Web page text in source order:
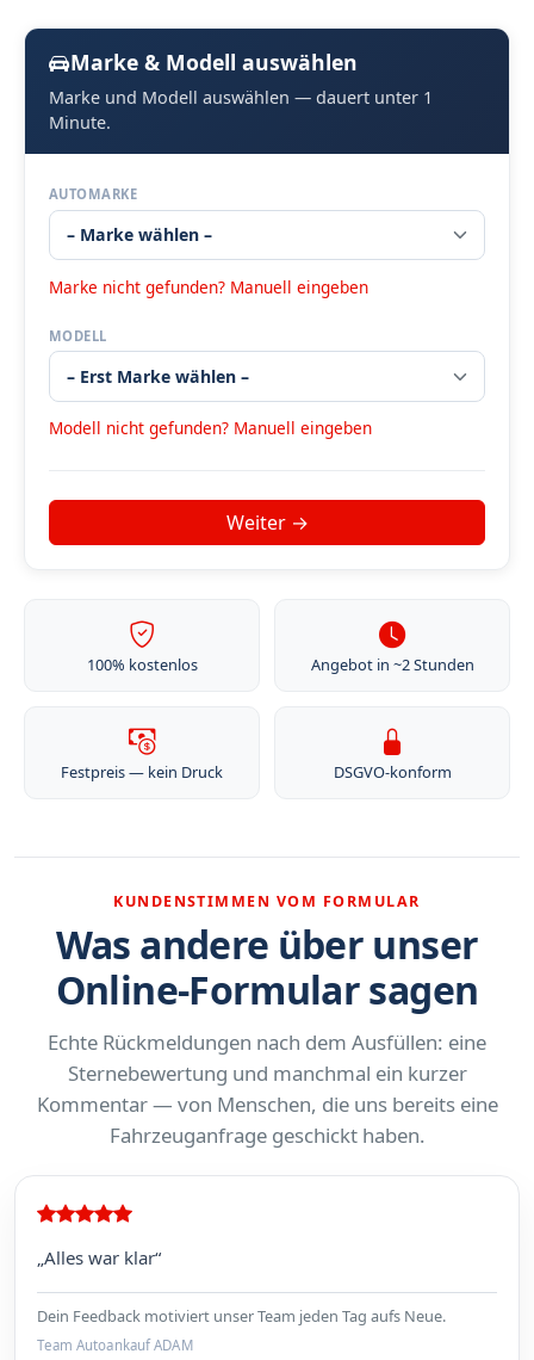
Marke & Modell auswählen
Marke und Modell auswählen — dauert unter 1
Minute.
AUTOMARKE
Marke nicht gefunden? Manuell eingeben
MODELL
Modell nicht gefunden? Manuell eingeben
100% kostenlos Angebot in ~2 Stunden
Festpreis — kein Druck DSGVO-konform
KUNDENSTIMMEN VOM FORMULAR
Was andere über unser
Online-Formular sagen
Echte Rückmeldungen nach dem Ausfüllen: eine
Sternebewertung und manchmal ein kurzer
Kommentar — von Menschen, die uns bereits eine
Fahrzeuganfrage geschickt haben.
„Alles war klar“
Dein Feedback motiviert unser Team jeden Tag aufs Neue.
Team Autoankauf ADAM